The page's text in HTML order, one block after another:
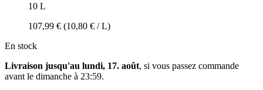
10 L
107,99 € (10,80 € / L)
En stock
Livraison jusqu'au lundi, 17. août, si vous passez commande
avant le dimanche à 23:59.